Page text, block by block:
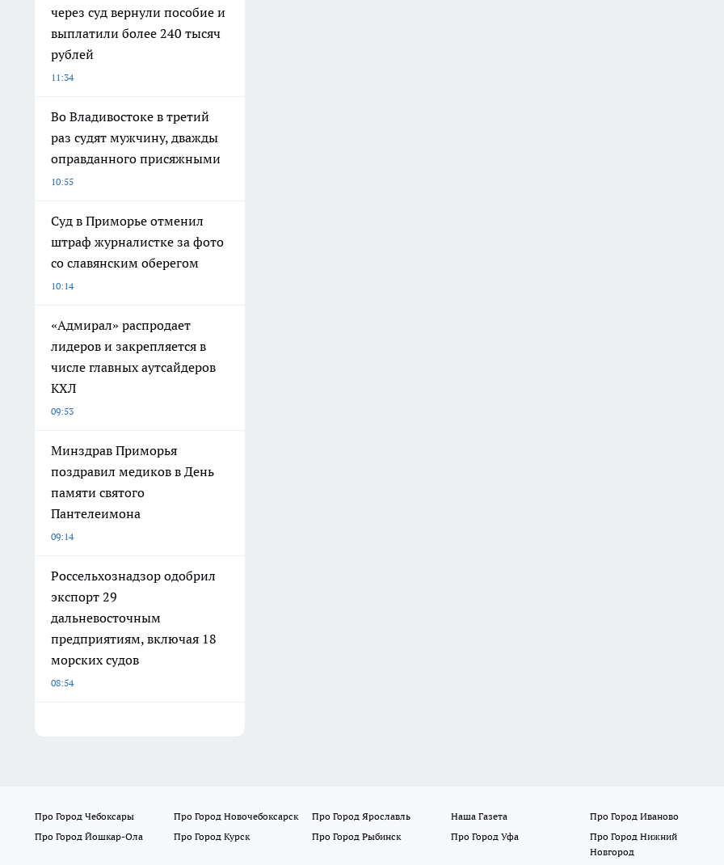
через суд вернули пособие и
выплатили более 240 тысяч
рублей
11:34
Во Владивостоке в третий
раз судят мужчину, дважды
оправданного присяжными
10:55
Суд в Приморье отменил
штраф журналистке за фото
со славянским оберегом
10:14
«Адмирал» распродает
лидеров и закрепляется в
числе главных аутсайдеров
КХЛ
09:53
Минздрав Приморья
поздравил медиков в День
памяти святого
Пантелеимона
09:14
Россельхознадзор одобрил
экспорт 29
дальневосточным
предприятиям, включая 18
морских судов
08:54
Про Город Чебоксары Про Город Новочебоксарск Про Город Ярославль Наша Газета
Про Город Иваново
Про Город Йошкар-Ола
Про Город Курск Про Город Рыбинск Про Город Уфа
Про Город Нижний
Новгород